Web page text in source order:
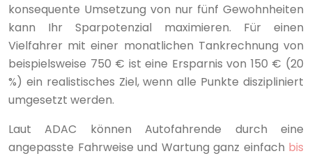
konsequente Umsetzung von nur fünf Gewohnheiten
kann Ihr Sparpotenzial maximieren. Für einen
Vielfahrer mit einer monatlichen Tankrechnung von
beispielsweise 750 € ist eine Ersparnis von 150 € (20
%) ein realistisches Ziel, wenn alle Punkte diszipliniert
umgesetzt werden.
Laut ADAC können Autofahrende durch eine
angepasste Fahrweise und Wartung ganz einfach bis